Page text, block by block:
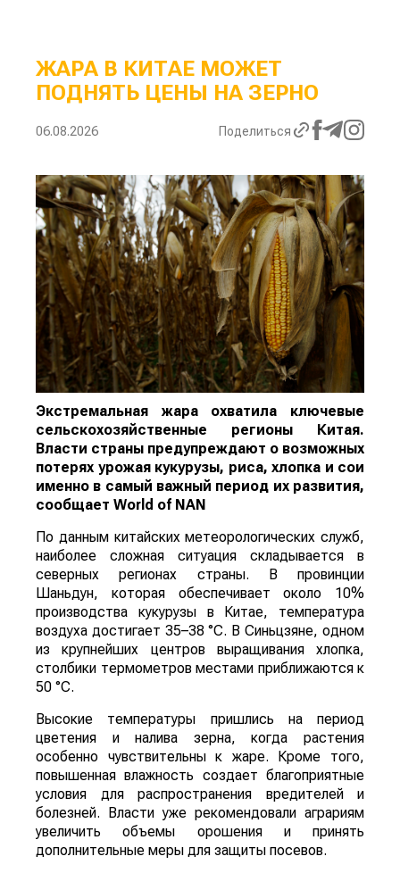
ЖАРА В КИТАЕ МОЖЕТ
ПОДНЯТЬ ЦЕНЫ НА ЗЕРНО
06.08.2026 Поделиться
Экстремальная жара охватила ключевые
сельскохозяйственные регионы Китая.
Власти страны предупреждают о возможных
потерях урожая кукурузы, риса, хлопка и сои
именно в самый важный период их развития,
сообщает World of NAN
По данным китайских метеорологических служб,
наиболее сложная ситуация складывается в
северных регионах страны. В провинции
Шаньдун, которая обеспечивает около 10%
производства кукурузы в Китае, температура
воздуха достигает 35–38 °C. В Синьцзяне, одном
из крупнейших центров выращивания хлопка,
столбики термометров местами приближаются к
50 °C.
Высокие температуры пришлись на период
цветения и налива зерна, когда растения
особенно чувствительны к жаре. Кроме того,
повышенная влажность создает благоприятные
условия для распространения вредителей и
болезней. Власти уже рекомендовали аграриям
увеличить объемы орошения и принять
дополнительные меры для защиты посевов.